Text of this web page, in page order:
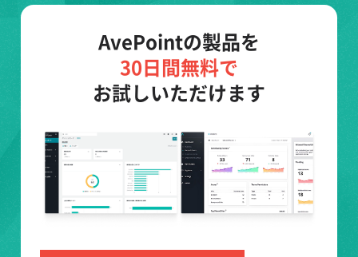
AvePointの製品を
30日間無料で
お試しいただけます